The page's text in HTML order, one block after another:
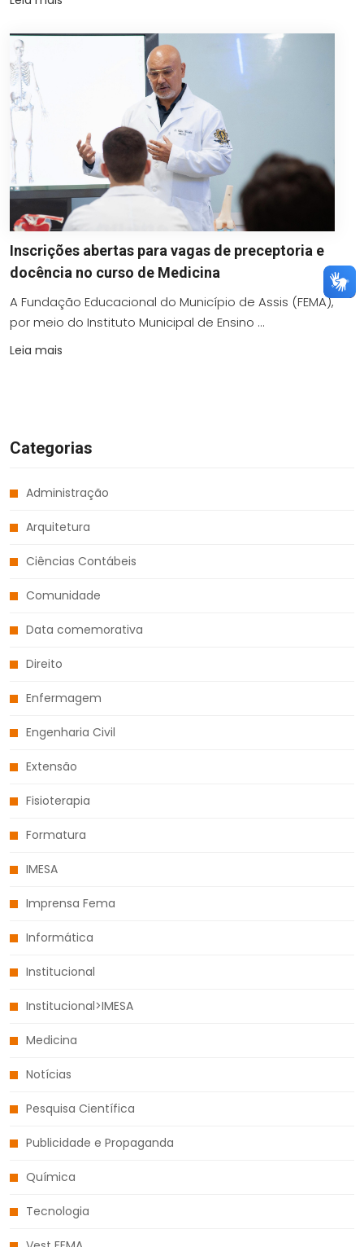
Inscrições abertas para vagas de preceptoria e
docência no curso de Medicina
A Fundação Educacional do Município de Assis (FEMA),
por meio do Instituto Municipal de Ensino ...
Leia mais
Categorias
Administração
Arquitetura
Ciências Contábeis
Comunidade
Data comemorativa
Direito
Enfermagem
Engenharia Civil
Extensão
Fisioterapia
Formatura
IMESA
Imprensa Fema
Informática
Institucional
Institucional>IMESA
Medicina
Notícias
Pesquisa Científica
Publicidade e Propaganda
Química
Tecnologia